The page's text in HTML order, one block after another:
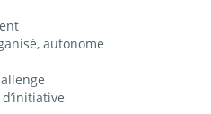
autonome